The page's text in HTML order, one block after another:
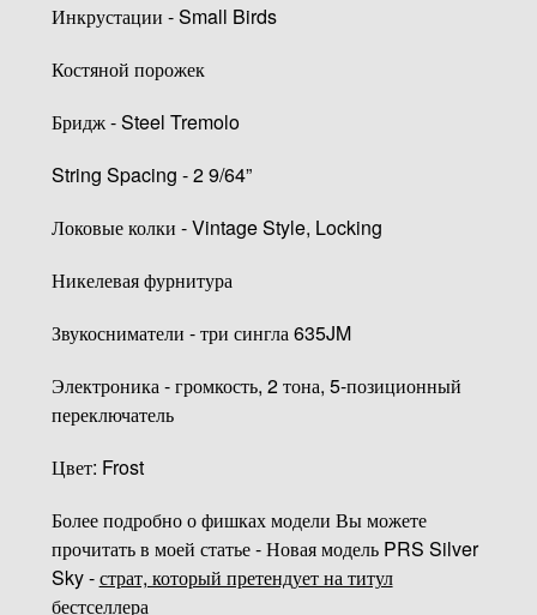
Инкрустации - Small Birds
Костяной порожек
Бридж - Steel Tremolo
String Spacing - 2 9/64”
Локовые колки - Vintage Style, Locking
Никелевая фурнитура
Звукосниматели - три сингла 635JM
Электроника - громкость, 2 тона, 5-позиционный
переключатель
Цвет: Frost
Более подробно о фишках модели Вы можете
прочитать в моей статье - Новая модель PRS Silver
Sky -страт, который претендует на титул
бестселлера